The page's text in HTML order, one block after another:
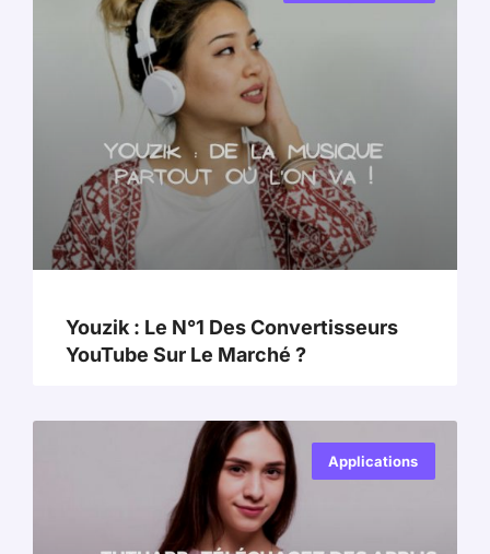
Youzik : Le N°1 Des Convertisseurs
YouTube Sur Le Marché ?
Applications